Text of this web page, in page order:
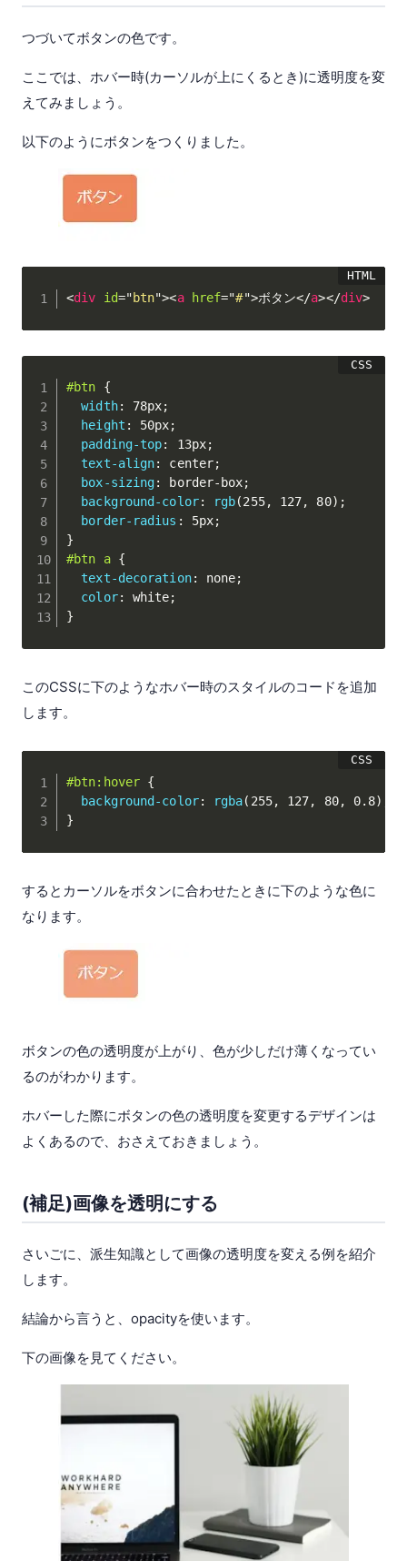
つづいてボタンの色です。
ここでは、ホバー時(カーソルが上にくるとき)に透明度を変
えてみましょう。
以下のようにボタンをつくりました。
<div id="btn"><a href="#">ボタン</a></div>
#btn
{
width: 78px;
height : 50px;
padding-top: 13px;
text-align: center;
box-sizing: border-box;
background-color: rgb(255, 127, 80) ;
border-radius : 5px;
}
#btn a {
text-decoration: none;
color: white;
}
このCSSに下のようなホバー時のスタイルのコードを追加
します。
#btn:hover {
background-color: rgba( 255, 127, 80, 0.8)
}
するとカーソルをボタンに合わせたときに下のような色に
なります。
ボタンの色の透明度が上がり、色が少しだけ薄くなってい
るのがわかります。
ホバーした際にボタンの色の透明度を変更するデザインは
よくあるので、おさえておきましょう。
(補足)画像を透明にする
さいごに、派生知識として画像の透明度を変える例を紹介
します。
結論から言うと、opacityを使います。
下の画像を見てください。